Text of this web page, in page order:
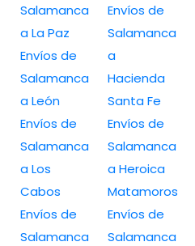
Salamanca
a La Paz
Envíos de
Salamanca
a León
Envíos de
Salamanca
a Los
Cabos
Envíos de
Salamanca
Envíos de
Salamanca
a
Hacienda
Santa Fe
Envíos de
Salamanca
a Heroica
Matamoros
Envíos de
Salamanca